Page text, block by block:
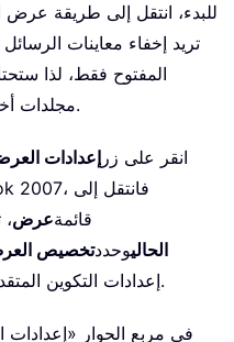
للبدء، انتقل إلى طريقة عرض
تريد إخفاء معاينات
المفتوح فقط، لذا
مجلدات أخرى ترغب في تطبيق الإعداد عليها.
في Outlook 2010، انقر على زر إعدادات
قائمةعرض
الحاليوحددتخصيص
إعدادات التكوين المتقدمة لعرض قائمة بريدك الإلكتروني.
في مربع الحوار «إعدادات